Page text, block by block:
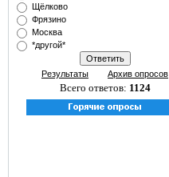
Щёлково
Фрязино
Москва
*другой*
Результаты Архив опросов
Всего ответов: 1124